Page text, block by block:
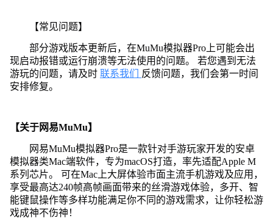
【常见问题】
部分游戏版本更新后，在MuMu模拟器Pro上可能会出
现启动报错或运行崩溃等无法使用的问题。 若您遇到无法
游玩的问题，请及时 联系我们
反馈问题，我们会第一时间
安排修复。
【关于网易MuMu】
网易MuMu模拟器Pro是一款针对手游玩家开发的安卓
模拟器类Mac端软件，专为macOS打造，率先适配Apple M
系列芯片。 可在Mac上大屏体验市面主流手机游戏及应用，
享受最高达240帧高帧画面带来的丝滑游戏体验，多开、智
能键鼠操作等多样功能满足你不同的游戏需求，让你轻松游
戏成神不伤神！